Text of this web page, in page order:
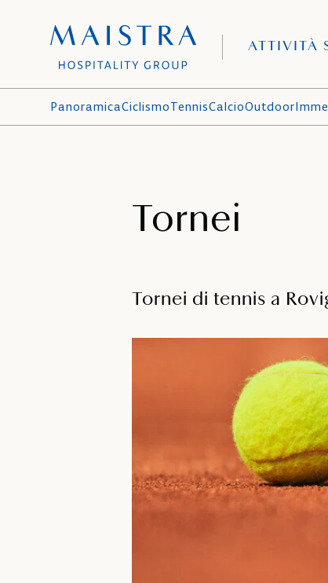
ATTIVITÀ
PanoramicaCiclismoTennisCalcioOutdoor
Tornei
Tornei di tennis a